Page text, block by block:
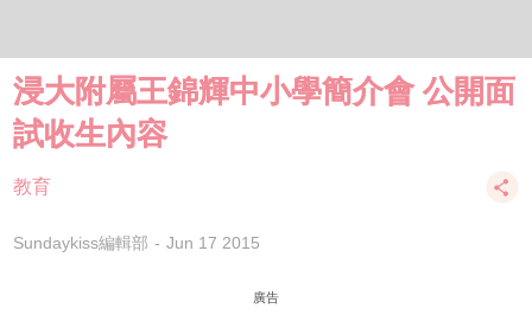
浸大附屬王錦輝中小學簡介會 公開面
試收生內容
教育
Sundaykiss編輯部 Jun 17 2015
廣告